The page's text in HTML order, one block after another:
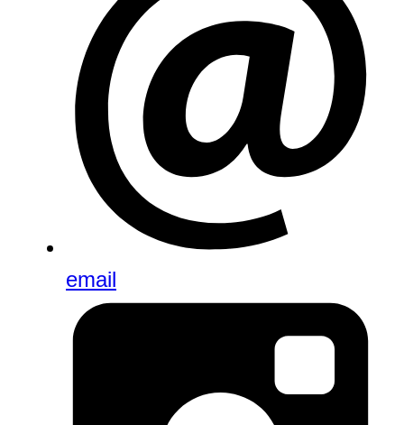
email